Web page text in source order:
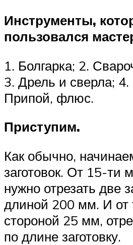
Инструменты,
пользовался
1. Болгарка; 2.
3. Дрель и сверла;
Припой, флюс.
Приступим.
Как обычно,
заготовок. От 15-ти
нужно отрезать две
длиной 200 мм. И от
стороной 25 мм,
по длине заготовку.